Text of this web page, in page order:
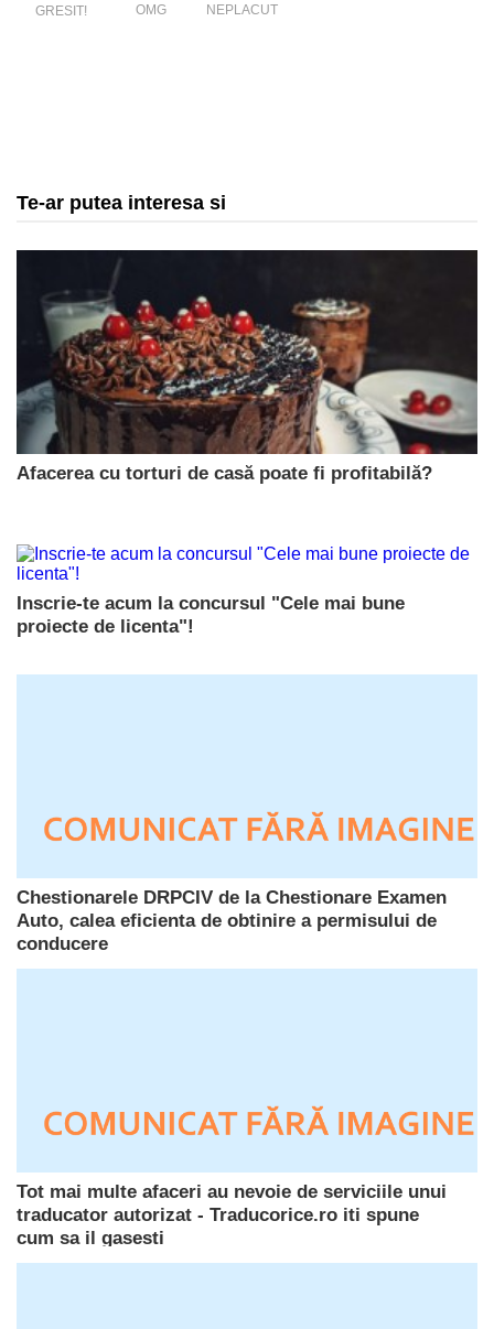
GRESIT! OMG NEPLACUT
Te-ar putea interesa si
Afacerea cu torturi de casă poate fi profitabilă?
Inscrie-te acum la concursul "Cele mai bune
proiecte de licenta"!
Chestionarele DRPCIV de la Chestionare Examen
Auto, calea eficienta de obtinire a permisului de
conducere
Tot mai multe afaceri au nevoie de serviciile unui
traducator autorizat - Traducorice.ro iti spune
cum sa il gasesti